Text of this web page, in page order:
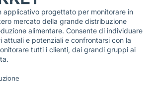
applicativo progettato per monitorare in
mercato della grande distribuzione
alimentare. Consente di individuare
attuali e potenziali e confrontarsi con la
tutti i clienti, dai grandi gruppi ai